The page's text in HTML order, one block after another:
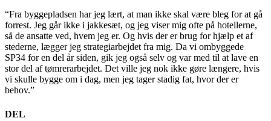
“Fra byggepladsen har jeg lært, at man ikke skal være bleg for at gå
forrest. Jeg går ikke i jakkesæt, og jeg viser mig ofte på hotellerne,
så de ansatte ved, hvem jeg er. Og hvis der er brug for hjælp et af
stederne, lægger jeg strategiarbejdet fra mig. Da vi ombyggede
SP34 for en del år siden, gik jeg også selv og var med til at lave en
stor del af tømrerarbejdet. Det ville jeg nok ikke gøre længere, hvis
vi skulle bygge om i dag, men jeg tager stadig fat, hvor der er
behov.”
DEL